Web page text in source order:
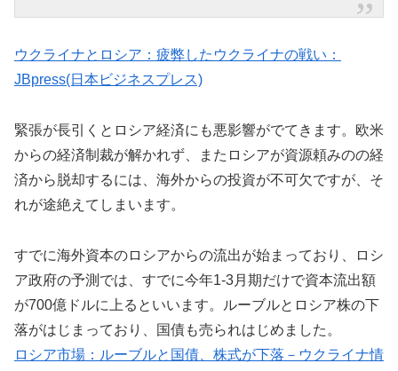
ウクライナとロシア：疲弊したウクライナの戦い：
JBpress(日本ビジネスプレス)
緊張が長引くとロシア経済にも悪影響がでてきます。欧米
からの経済制裁が解かれず、またロシアが資源頼みのの経
済から脱却するには、海外からの投資が不可欠ですが、そ
れが途絶えてしまいます。
すでに海外資本のロシアからの流出が始まっており、ロシ
ア政府の予測では、すでに今年1-3月期だけで資本流出額
が700億ドルに上るといいます。ルーブルとロシア株の下
落がはじまっており、国債も売られはじめました。
ロシア市場：ルーブルと国債、株式が下落－ウクライナ情